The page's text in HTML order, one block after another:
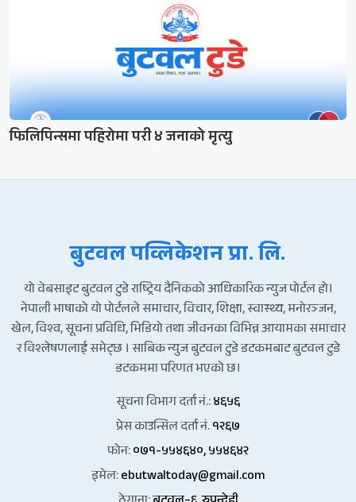
फिलिपिन्समा पहिरोमा परी ४ जनाको मृत्यु
बुटवल पव्लिकेशन प्रा. लि.
यो वेबसाइट बुटवल टुडे राष्ट्रिय दैनिकको आधिकारिक न्युज पोर्टल हो।
नेपाली भाषाको यो पोर्टलले समाचार, विचार, शिक्षा, स्वास्थ्य, मनोरञ्जन,
खेल, विश्व, सूचना प्रविधि, भिडियो तथा जीवनका विभिन्न आयामका समाचार
र विश्लेषणलाई समेट्छ । साबिक न्युज बुटवल टुडे डटकमबाट बुटवल टुडे
डटकममा परिणत भएको छ।
सूचना विभाग दर्ता नं.:४६५६
प्रेस काउन्सिल दर्ता नं.१२६७
फोन:०७१-५५४६४०, ५५४६४२
इमेल:ebutwaltoday@gmail.com